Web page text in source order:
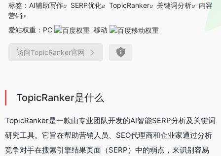
标签： AI辅助写作 SERP优化 TopicRanker 关键词分析
内容
营销
爱站权重： PC 移动
访问TopicRanker官网
TopicRanker是什么
TopicRanker是一款由专业团队开发的AI智能SERP分析及关键词
研究工具。它旨在帮助营销人员、SEO代理商和企业家通过分析
竞争对手在搜索引擎结果页面（SERP）中的弱点，来识别容易